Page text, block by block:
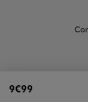
9€99